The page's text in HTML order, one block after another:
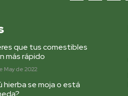
que tus comestibles
más rápido
May de 2022
hierba se moja o está